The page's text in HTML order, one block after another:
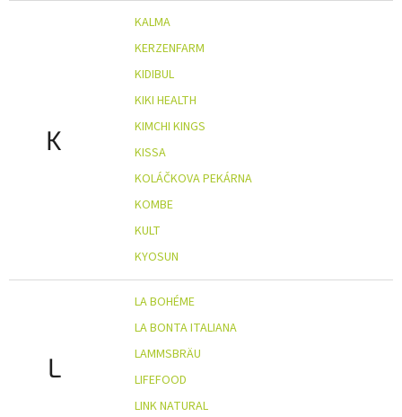
K
KALMA
KERZENFARM
KIDIBUL
KIKI HEALTH
KIMCHI KINGS
KISSA
KOLÁČKOVA PEKÁRNA
KOMBE
KULT
KYOSUN
L
LA BOHÉME
LA BONTA ITALIANA
LAMMSBRÄU
LIFEFOOD
LINK NATURAL